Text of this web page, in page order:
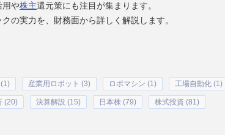
用や株主還元策にも注目が集まります。
の実力を、財務面から詳しく解説します。
(1) 産業用ロボット (3) ロボマシン (1) 工場自動化 (1)
(20) 決算解説 (15) 日本株 (79) 株式投資 (81)